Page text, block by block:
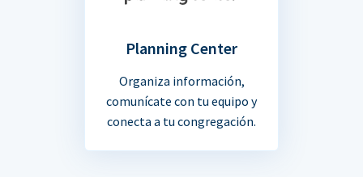
Planning Center
Organiza información,
comunícate con tu equipo y
conecta a tu congregación.